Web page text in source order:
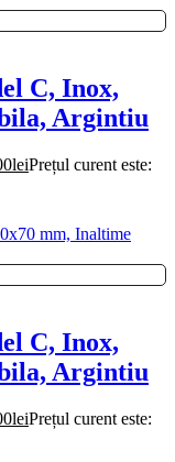
C, Inox,
Argintiu
leiPrețul curent este:
C, Inox,
Argintiu
leiPrețul curent este: